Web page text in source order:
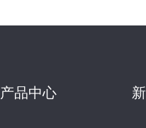
产品中心